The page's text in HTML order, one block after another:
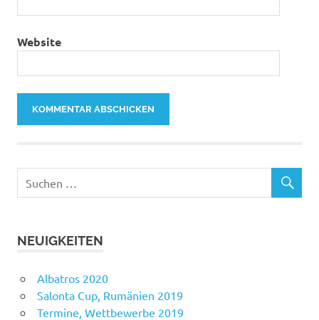
Website
NEUIGKEITEN
Albatros 2020
Salonta Cup, Rumänien 2019
Termine, Wettbewerbe 2019